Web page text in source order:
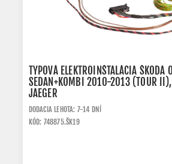
TYPOVÁ ELEKTROINŠTALÁCIA ŠKODA
SEDAN+KOMBI 2010-2013 (TOUR II),
JAEGER
DODACIA LEHOTA: 7-14 DNÍ
KÓD: 748875.ŠK19